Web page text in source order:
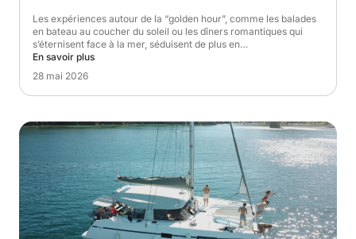
Les expériences autour de la “golden hour”, comme les balades
en bateau au coucher du soleil ou les dîners romantiques qui
s’éternisent face à la mer, séduisent de plus en…
En savoir plus
28 mai 2026